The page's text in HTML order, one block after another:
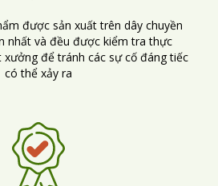
được sản xuất trên dây chuyền
nhất và đều được kiểm tra thực
để tránh các sự cố đáng tiếc
có thể xảy ra